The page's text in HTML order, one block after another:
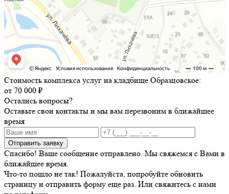
Стоимость комплекса услуг на кладбище Образцовское:
от 70 000 ₽
Остались вопросы?
Оставьте свои контакты и мы вам перезвоним в ближайшее
время
Отправить заявку
Спасибо! Ваше сообщение отправлено. Мы свяжемся с Вами в
ближайшее время.
Что-то пошло не так! Пожалуйста, попробуйте обновить
страницу и отправить форму еще раз. Или свяжитесь с нами